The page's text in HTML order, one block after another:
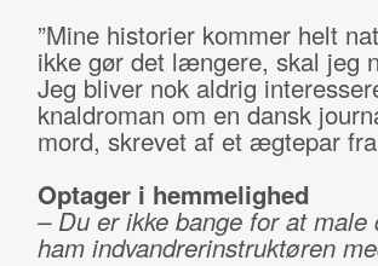
”Mine historier kommer helt
ikke gør det længere, skal jeg
Jeg bliver nok aldrig
knaldroman om en dansk
mord, skrevet af et ægtepar
Optager i hemmelighed
– Du er ikke bange for at
ham indvandrerinstruktøren